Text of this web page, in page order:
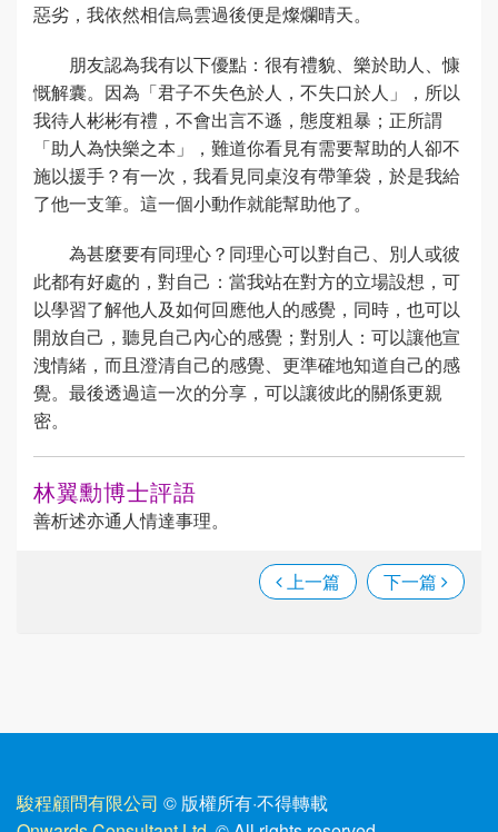
惡劣，我依然相信烏雲過後便是燦爛晴天。
朋友認為我有以下優點：很有禮貌、樂於助人、慷
慨解囊。因為「君子不失色於人，不失口於人」，所以
我待人彬彬有禮，不會出言不遜，態度粗暴；正所謂
「助人為快樂之本」，難道你看見有需要幫助的人卻不
施以援手？有一次，我看見同桌沒有帶筆袋，於是我給
了他一支筆。這一個小動作就能幫助他了。
為甚麼要有同理心？同理心可以對自己、別人或彼
此都有好處的，對自己：當我站在對方的立場設想，可
以學習了解他人及如何回應他人的感覺，同時，也可以
開放自己，聽見自己內心的感覺；對別人：可以讓他宣
洩情緒，而且澄清自己的感覺、更準確地知道自己的感
覺。最後透過這一次的分享，可以讓彼此的關係更親
密。
林翼勳博士評語
善析述亦通人情達事理。
上一篇 下一篇
駿程顧問有限公司 © 版權所有·不得轉載